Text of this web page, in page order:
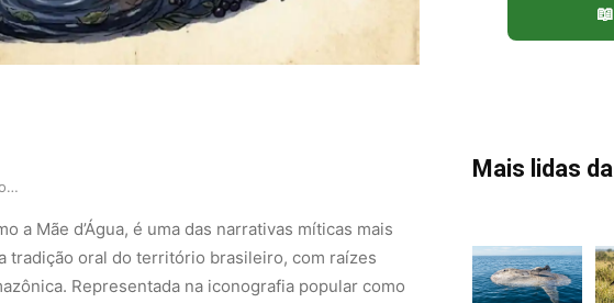
Lenda da Iara reflete a cosmovisão ribeirinha e…
a Mãe d’Água, é uma das narrativas míticas mais
tradição oral do território brasileiro, com raízes
Representada na iconografia popular como
Mais lidas